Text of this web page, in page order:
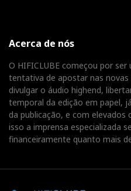
Acerca de nós
O HIFICLUBE começou por
tentativa de apostar nas
divulgar o áudio highend,
temporal da edição em papel,
da publicação, e com
isso a imprensa especializada
financeiramente quanto mais